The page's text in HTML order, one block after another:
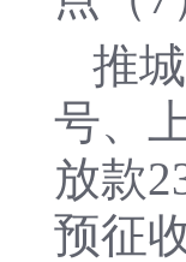
推
号、
放款
预征